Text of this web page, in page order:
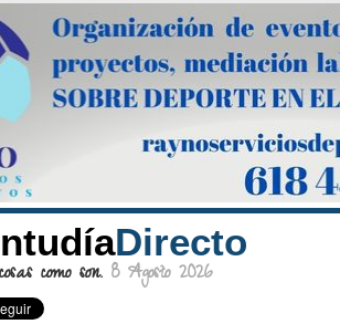
Directo
como son. 8 Agosto 2026